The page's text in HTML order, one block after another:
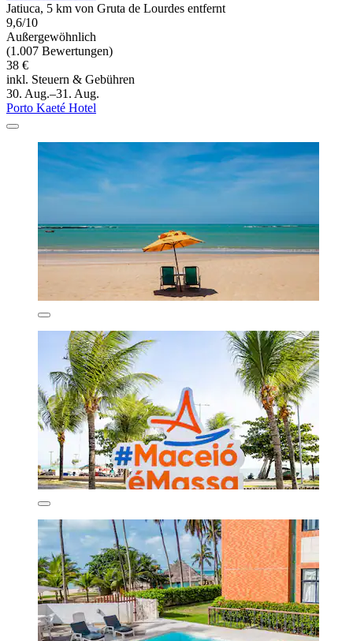
Jatiuca, 5 km von Gruta de Lourdes entfernt
9,6/10
Außergewöhnlich
(1.007 Bewertungen)
38 €
inkl. Steuern & Gebühren
30. Aug.–31. Aug.
Porto Kaeté Hotel